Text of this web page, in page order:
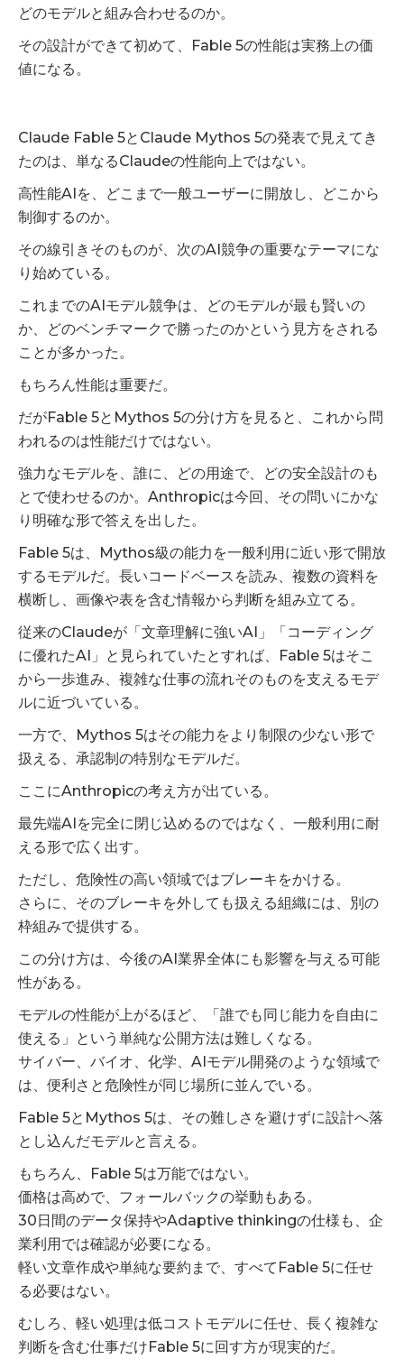
どのモデルと組み合わせるのか。
その設計ができて初めて、Fable 5の性能は実務上の価
値になる。
Claude Fable 5とClaude Mythos 5の発表で見えてき
たのは、単なるClaudeの性能向上ではない。
高性能AIを、どこまで一般ユーザーに開放し、どこから
制御するのか。
その線引きそのものが、次のAI競争の重要なテーマにな
り始めている。
これまでのAIモデル競争は、どのモデルが最も賢いの
か、どのベンチマークで勝ったのかという見方をされる
ことが多かった。
もちろん性能は重要だ。
だがFable 5とMythos 5の分け方を見ると、これから問
われるのは性能だけではない。
強力なモデルを、誰に、どの用途で、どの安全設計のも
とで使わせるのか。Anthropicは今回、その問いにかな
り明確な形で答えを出した。
Fable 5は、Mythos級の能力を一般利用に近い形で開放
するモデルだ。長いコードベースを読み、複数の資料を
横断し、画像や表を含む情報から判断を組み立てる。
従来のClaudeが「文章理解に強いAI」「コーディング
に優れたAI」と見られていたとすれば、Fable 5はそこ
から一歩進み、複雑な仕事の流れそのものを支えるモデ
ルに近づいている。
一方で、Mythos 5はその能力をより制限の少ない形で
扱える、承認制の特別なモデルだ。
ここにAnthropicの考え方が出ている。
最先端AIを完全に閉じ込めるのではなく、一般利用に耐
える形で広く出す。
ただし、危険性の高い領域ではブレーキをかける。
さらに、そのブレーキを外しても扱える組織には、別の
枠組みで提供する。
この分け方は、今後のAI業界全体にも影響を与える可能
性がある。
モデルの性能が上がるほど、「誰でも同じ能力を自由に
使える」という単純な公開方法は難しくなる。
サイバー、バイオ、化学、AIモデル開発のような領域で
は、便利さと危険性が同じ場所に並んでいる。
Fable 5とMythos 5は、その難しさを避けずに設計へ落
とし込んだモデルと言える。
もちろん、Fable 5は万能ではない。
価格は高めで、フォールバックの挙動もある。
30日間のデータ保持やAdaptive thinkingの仕様も、企
業利用では確認が必要になる。
軽い文章作成や単純な要約まで、すべてFable 5に任せ
る必要はない。
むしろ、軽い処理は低コストモデルに任せ、長く複雑な
判断を含む仕事だけFable 5に回す方が現実的だ。